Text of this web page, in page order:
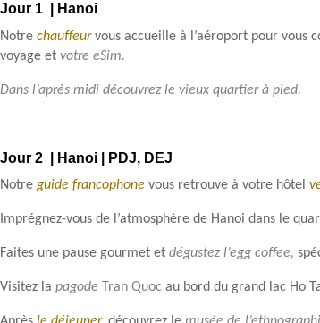
Jour 1 | Hanoi
Notre chauffeur vous accueille à l’aéroport pour vous
voyage et votre eSim.
Dans l’après midi découvrez le vieux quartier à pied.
Jour 2 | Hanoi | PDJ, DEJ
Notre guide francophone vous retrouve à votre hôtel
Imprégnez-vous de l’atmosphère de Hanoi dans le
Faites une pause gourmet et dégustez l’egg coffee,
Visitez la pagode Tran Quoc au bord du grand lac Ho